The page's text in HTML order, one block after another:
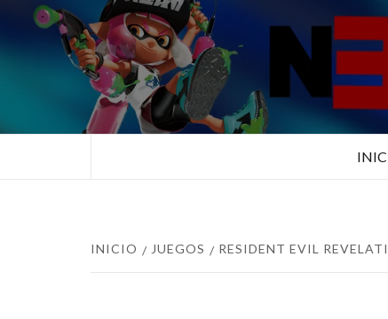
Saltar
TUS ESPECIALISTAS EN
INICIO JUEGOS RESIDENT EVIL